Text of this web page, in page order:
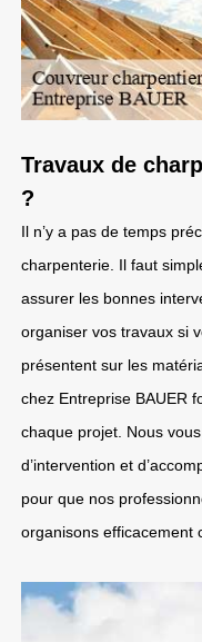
Travaux de
?
Il n’y a pas de temps
charpenterie. Il faut
assurer les bonnes
organiser vos travaux si
présentent sur les
chez Entreprise BAUER
chaque projet. Nous
d’intervention et
pour que nos
organisons efficacement